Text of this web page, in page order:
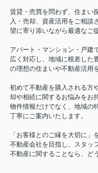
賃貸・売買を問わず、住まい
入・売却、資産活用をご相談
望に寄り添いながら最適なご
アパート・マンション・戸建
広く対応し、地域に根差した
の理想の住まいや不動産活用
初めて不動産を購入される方
却や相続に関するお悩みをお
物件情報だけでなく、地域の
丁寧にご案内いたします。
「お客様とのご縁を大切に
不動産会社を目指し、スタッ
不動産に関することなら、ど